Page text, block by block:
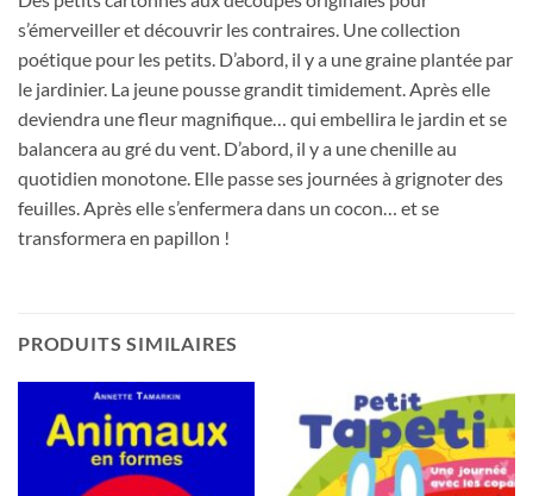
s’émerveiller et découvrir les contraires. Une collection
poétique pour les petits. D’abord, il y a une graine plantée par
le jardinier. La jeune pousse grandit timidement. Après elle
deviendra une fleur magnifique… qui embellira le jardin et se
balancera au gré du vent. D’abord, il y a une chenille au
quotidien monotone. Elle passe ses journées à grignoter des
feuilles. Après elle s’enfermera dans un cocon… et se
transformera en papillon !
PRODUITS SIMILAIRES